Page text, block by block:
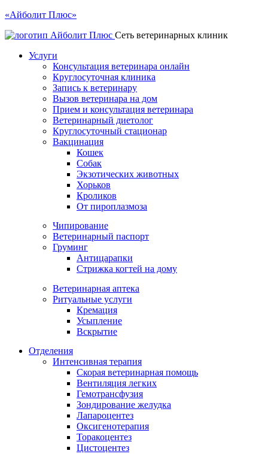
«Айболит Плюс»
Сеть ветеринарных клиник
Услуги
Консультация ветеринара онлайн
Круглосуточная клиника
Запись к ветеринару
Вызов ветеринара на дом
Прием и консультация ветеринара
Ветеринарный диетолог
Круглосуточный стационар
Вакцинация
Кошек
Собак
Экзотических животных
Хорьков
Кроликов
От пироплазмоза
Чипирование
Ветеринарный паспорт
Груминг
Антицарапки
Стрижка когтей на дому
Ветеринарная аптека
Ритуальные услуги
Кремация
Усыпление
Вскрытие
Отделения
Интенсивная терапия
Скорая ветеринарная помощь
Вентиляция легких
Гемотрансфузия
Зондирование желудка
Лапароцентез
Оксигенотерапия
Торакоцентез
Цистоцентез